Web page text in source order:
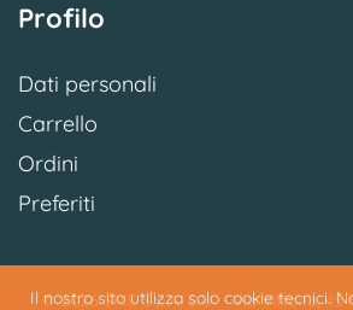
Il nostro sito utilizza solo cookie tecnici.
Profilo
Dati personali
Carrello
Ordini
Preferiti
© 2026 SME S.p.A. S.U. - Via Vittoria, 45